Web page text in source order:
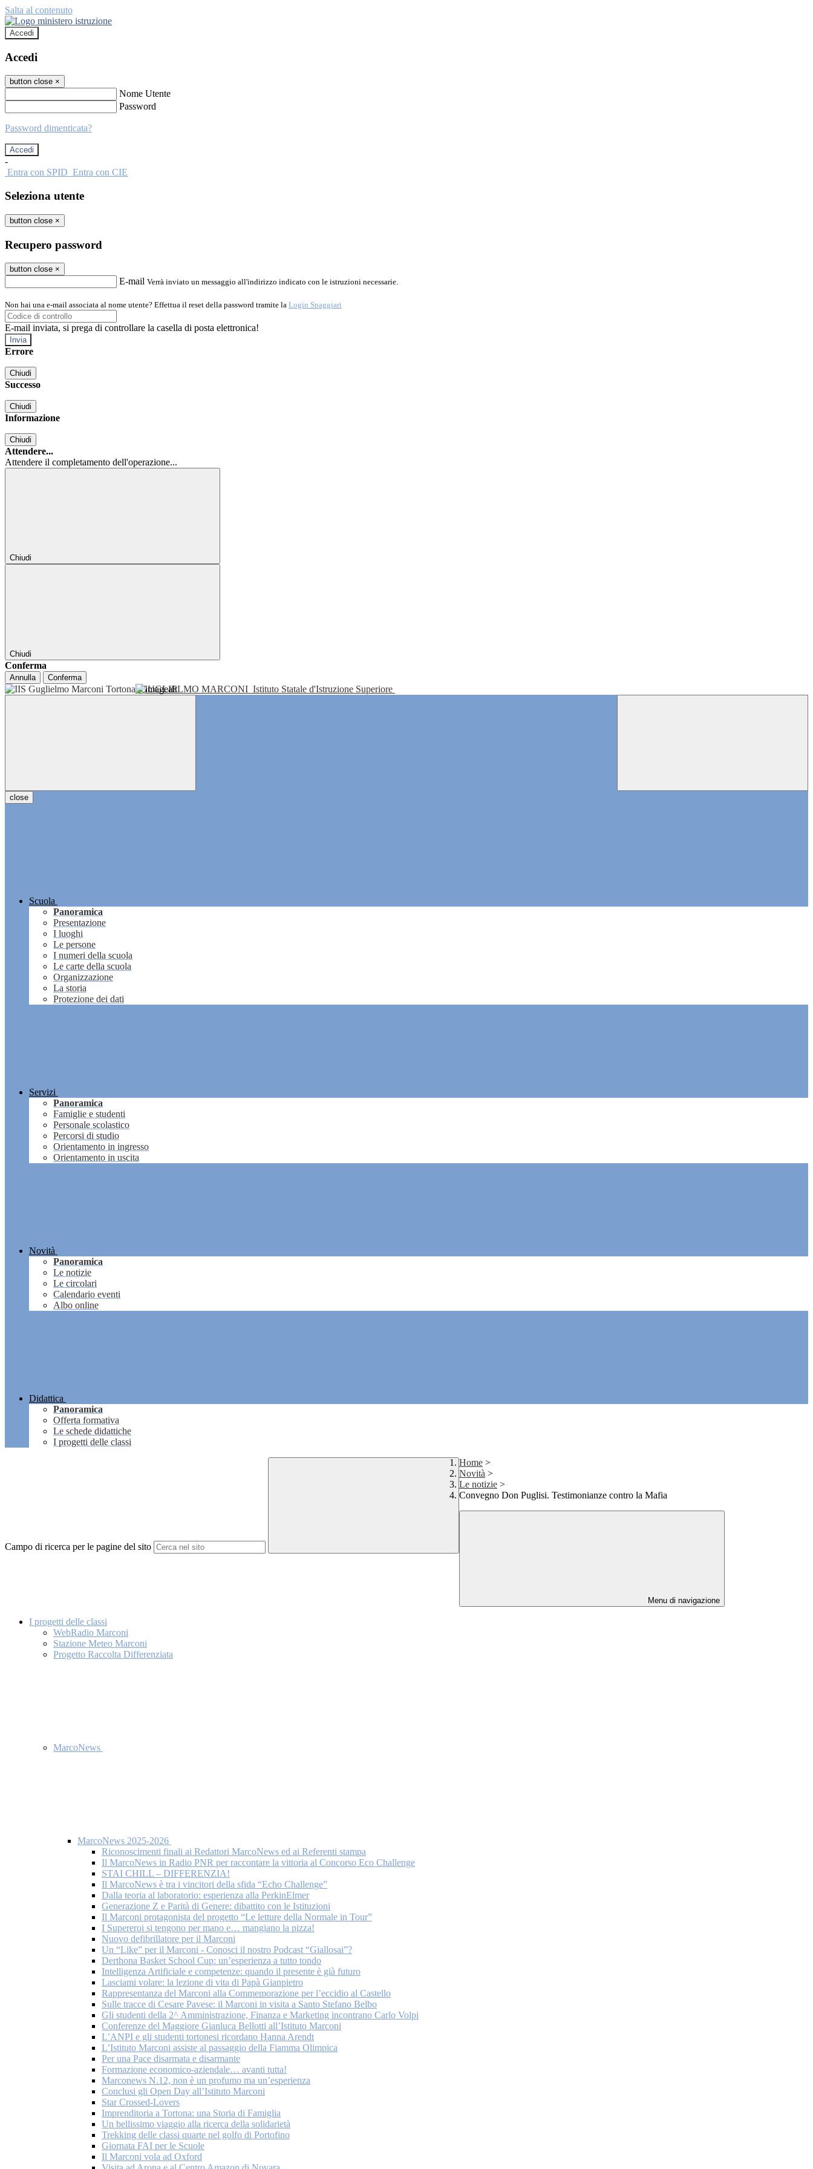
Salta al contenuto
Accedi
Accedi
button close ×
Nome Utente
Password
Password dimenticata?
-
Entra con SPID Entra con CIE
Seleziona utente
button close ×
Recupero password
button close ×
E-mail Verrà inviato un messaggio all'indirizzo indicato con le istruzioni necessarie.
Non hai una e-mail associata al nome utente? Effettua il reset della password tramite la Login Spaggiari
E-mail inviata, si prega di controllare la casella di posta elettronica!
Errore
Chiudi
Successo
Chiudi
Informazione
Chiudi
Attendere...
Attendere il completamento dell'operazione...
Chiudi
Chiudi
Conferma
Annulla Conferma
GUGLIELMO MARCONI Istituto Statale d'Istruzione Superiore
close
Scuola
Panoramica
Presentazione
I luoghi
Le persone
I numeri della scuola
Le carte della scuola
Organizzazione
La storia
Protezione dei dati
Servizi
Panoramica
Famiglie e studenti
Personale scolastico
Percorsi di studio
Orientamento in ingresso
Orientamento in uscita
Novità
Panoramica
Le notizie
Le circolari
Calendario eventi
Albo online
Didattica
Panoramica
Offerta formativa
Le schede didattiche
I progetti delle classi
Campo di ricerca per le pagine del sito
Home >
Novità >
Le notizie >
Convegno Don Puglisi. Testimonianze contro la Mafia
Menu di navigazione
I progetti delle classi
WebRadio Marconi
Stazione Meteo Marconi
Progetto Raccolta Differenziata
MarcoNews
MarcoNews 2025-2026
Riconoscimenti finali ai Redattori MarcoNews ed ai Referenti stampa
Il MarcoNews in Radio PNR per raccontare la vittoria al Concorso Eco Challenge
STAI CHILL – DIFFERENZIA!
Il MarcoNews è tra i vincitori della sfida “Echo Challenge”
Dalla teoria al laboratorio: esperienza alla PerkinElmer
Generazione Z e Parità di Genere: dibattito con le Istituzioni
Il Marconi protagonista del progetto “Le letture della Normale in Tour”
I Supereroi si tengono per mano e… mangiano la pizza!
Nuovo defibrillatore per il Marconi
Un “Like” per il Marconi - Conosci il nostro Podcast “Giallosai”?
Derthona Basket School Cup: un’esperienza a tutto tondo
Intelligenza Artificiale e competenze: quando il presente è già futuro
Lasciami volare: la lezione di vita di Papà Gianpietro
Rappresentanza del Marconi alla Commemorazione per l’eccidio al Castello
Sulle tracce di Cesare Pavese: il Marconi in visita a Santo Stefano Belbo
Gli studenti della 2^ Amministrazione, Finanza e Marketing incontrano Carlo Volpi
Conferenze del Maggiore Gianluca Bellotti all’Istituto Marconi
L’ANPI e gli studenti tortonesi ricordano Hanna Arendt
L’Istituto Marconi assiste al passaggio della Fiamma Olimpica
Per una Pace disarmata e disarmante
Formazione economico-aziendale… avanti tutta!
Marconews N.12, non è un profumo ma un’esperienza
Conclusi gli Open Day all’Istituto Marconi
Star Crossed-Lovers
Imprenditoria a Tortona: una Storia di Famiglia
Un bellissimo viaggio alla ricerca della solidarietà
Trekking delle classi quarte nel golfo di Portofino
Giornata FAI per le Scuole
Il Marconi vola ad Oxford